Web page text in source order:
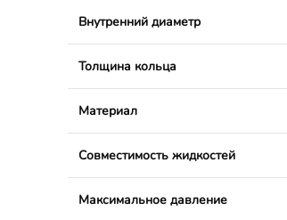
Внутренний диаметр
Толщина кольца
Материал
Совместимость жидкостей
Максимальное давление